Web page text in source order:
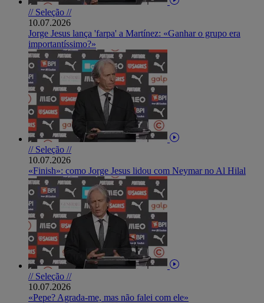
// Seleção //
10.07.2026
Jorge Jesus lança 'farpa' a Martínez: «Ganhar o grupo era
importantíssimo?»
// Seleção //
10.07.2026
«Finish»: como Jorge Jesus lidou com Neymar no Al Hilal
// Seleção //
10.07.2026
«Pepe? Agrada-me, mas não falei com ele»